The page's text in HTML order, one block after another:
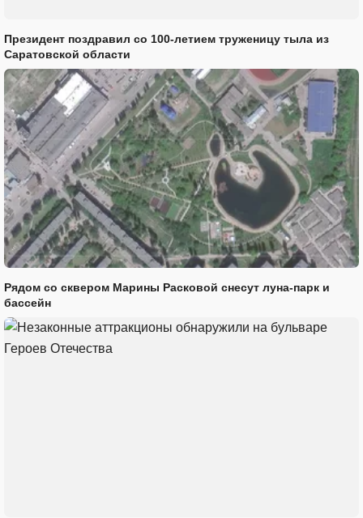
Президент поздравил со 100-летием труженицу тыла из
Саратовской области
Рядом со сквером Марины Расковой снесут луна-парк и
бассейн